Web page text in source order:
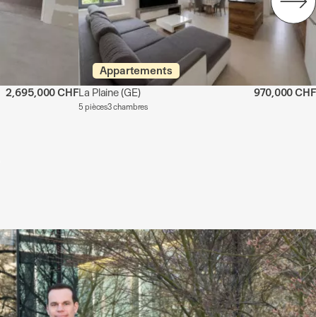
2,695,000 CHF
Appartements
La Plaine(GE)
5 pièces3 chambres
970,000 CHF